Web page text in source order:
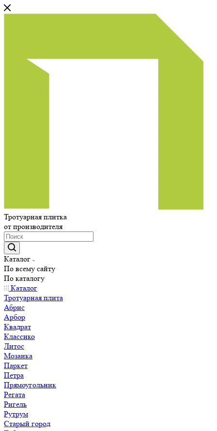
Тротуарная плитка
от производителя
Каталог
По всему сайту
По каталогу
Каталог
Тротуарная плита
Абрис
Арбор
Квадрат
Классико
Литос
Мозаика
Паркет
Петра
Прямоугольник
Регата
Ригель
Рутрум
Старый город